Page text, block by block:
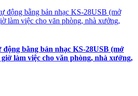
bằng bản nhạc KS-28USB (mở
làm việc cho văn phòng, nhà xưởng,